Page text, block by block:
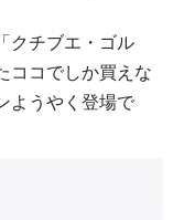
クチブエ・ゴル
ココでしか買えな
ようやく登場で